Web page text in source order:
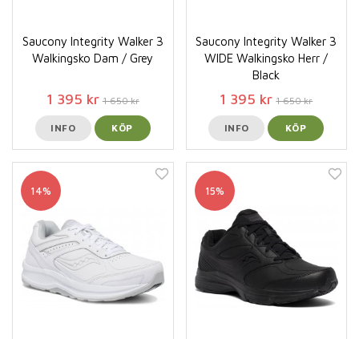
Saucony Integrity Walker 3
Walkingsko Dam / Grey
1 395 kr 1 650 kr
INFO KÖP
Saucony Integrity Walker 3
WIDE Walkingsko Herr /
Black
1 395 kr 1 650 kr
INFO KÖP
14% 15%